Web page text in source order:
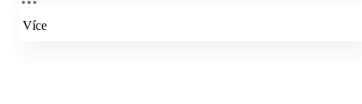
Více